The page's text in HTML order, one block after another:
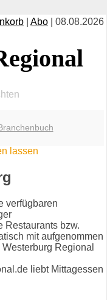
Abo | 08.08.2026
lassen
verfügbaren
Restaurants bzw.
mit aufgenommen
Regional
liebt Mittagessen